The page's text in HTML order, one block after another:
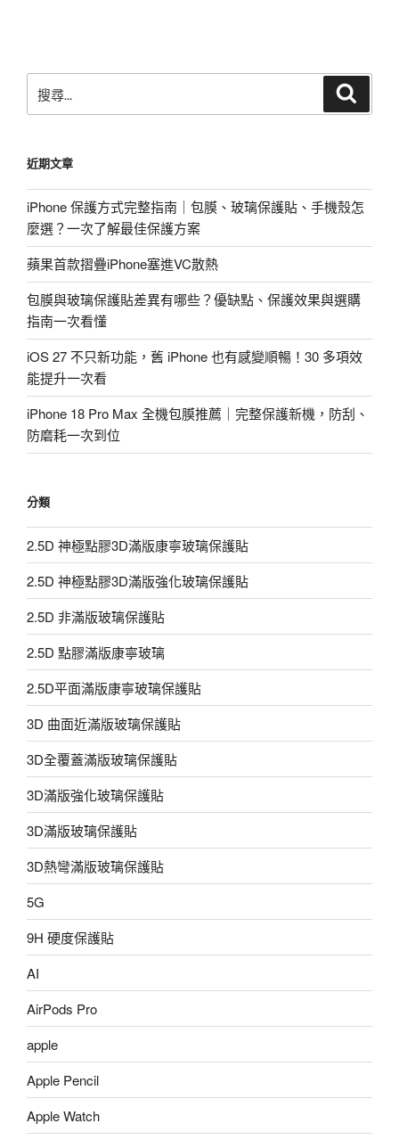
尋
字:
近期文章
iPhone 保護方式完整指南｜包膜、玻璃保護貼、手機殼怎
麼選？一次了解最佳保護方案
蘋果首款摺疊iPhone塞進VC散熱
包膜與玻璃保護貼差異有哪些？優缺點、保護效果與選購
指南一次看懂
iOS 27 不只新功能，舊 iPhone 也有感變順暢！30 多項效
能提升一次看
iPhone 18 Pro Max 全機包膜推薦｜完整保護新機，防刮、
防磨耗一次到位
分類
2.5D 神極點膠3D滿版康寧玻璃保護貼
2.5D 神極點膠3D滿版強化玻璃保護貼
2.5D 非滿版玻璃保護貼
2.5D 點膠滿版康寧玻璃
2.5D平面滿版康寧玻璃保護貼
3D 曲面近滿版玻璃保護貼
3D全覆蓋滿版玻璃保護貼
3D滿版強化玻璃保護貼
3D滿版玻璃保護貼
3D熱彎滿版玻璃保護貼
5G
9H 硬度保護貼
AI
AirPods Pro
apple
Apple Pencil
Apple Watch